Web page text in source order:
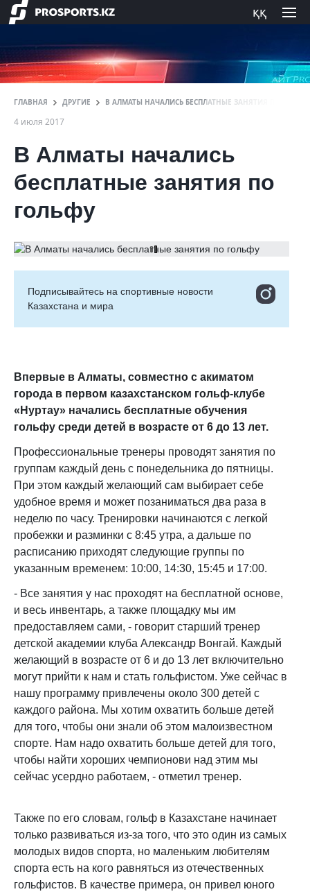
ққ
ГЛАВНАЯ ДРУГИЕ В АЛМАТЫ НАЧАЛИСЬ БЕСПЛАТНЫЕ ЗАНЯТИЯ ПО
4 июля 2017
В Алматы начались
бесплатные занятия по
гольфу
Подписывайтесь на cпортивные новости
Казахстана и мира
Впервые в Алматы, совместно с акиматом
города в первом казахстанском гольф-клубе
«Нуртау» начались бесплатные обучения
гольфу среди детей в возрасте от 6 до 13 лет.
Профессиональные тренеры проводят занятия по
группам каждый день с понедельника до пятницы.
При этом каждый желающий сам выбирает себе
удобное время и может позаниматься два раза в
неделю по часу. Тренировки начинаются с легкой
пробежки и разминки с 8:45 утра, а дальше по
расписанию приходят следующие группы по
указанным временем: 10:00, 14:30, 15:45 и 17:00.
- Все занятия у нас проходят на бесплатной основе,
и весь инвентарь, а также площадку мы им
предоставляем сами, - говорит старший тренер
детской академии клуба Александр Вонгай. Каждый
желающий в возрасте от 6 и до 13 лет включительно
могут прийти к нам и стать гольфистом. Уже сейчас в
нашу программу привлечены около 300 детей с
каждого района. Мы хотим охватить больше детей
для того, чтобы они знали об этом малоизвестном
спорте. Нам надо охватить больше детей для того,
чтобы найти хороших чемпионови над этим мы
сейчас усердно работаем, - отметил тренер.
Также по его словам, гольф в Казахстане начинает
только развиваться из-за того, что это один из самых
молодых видов спорта, но маленьким любителям
спорта есть на кого равняться из отечественных
гольфистов. В качестве примера, он привел юного